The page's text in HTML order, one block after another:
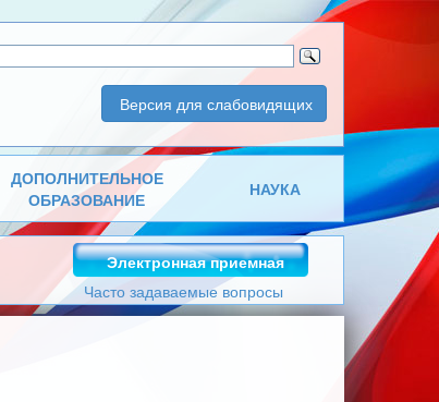
Версия для слабовидящих
ДОПОЛНИТЕЛЬНОЕ
ОБРАЗОВАНИЕ
НАУКА
Электронная приемная
Часто задаваемые вопросы